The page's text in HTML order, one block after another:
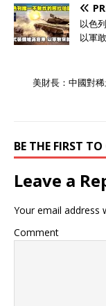
结束在加拿大的访问
奔华盛顿。从8月27
日，整整三天时间，
味。没有选择第三国
示出谈判的广泛性。
括专责贸易的部门，
政部参与其中，表明
题可能超出了单纯的
策。 李成钢在与美
员会谈之余，还会见
贸易全国委员会、美
以色
以軍
美財長：中國對稀
BE THE FIRST
Leave a
Your email address
Comment